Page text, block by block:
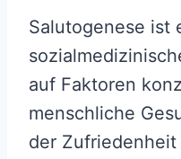
Salutogenese ist
auf Faktoren
menschliche
der